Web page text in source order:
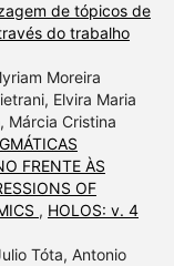
de tópicos de
do trabalho
Moreira
Elvira Maria
Márcia Cristina
FRENTE ÀS
OF
, HOLOS: v. 4
Tóta, Antonio